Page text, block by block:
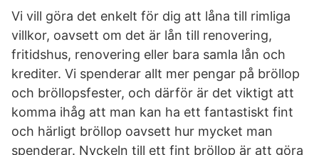
Vi vill göra det enkelt för dig att låna till rimliga
villkor, oavsett om det är lån till renovering,
fritidshus, renovering eller bara samla lån och
krediter. Vi spenderar allt mer pengar på bröllop
och bröllopsfester, och därför är det viktigt att
komma ihåg att man kan ha ett fantastiskt fint
och härligt bröllop oavsett hur mycket man
spenderar. Nyckeln till ett fint bröllop är att göra